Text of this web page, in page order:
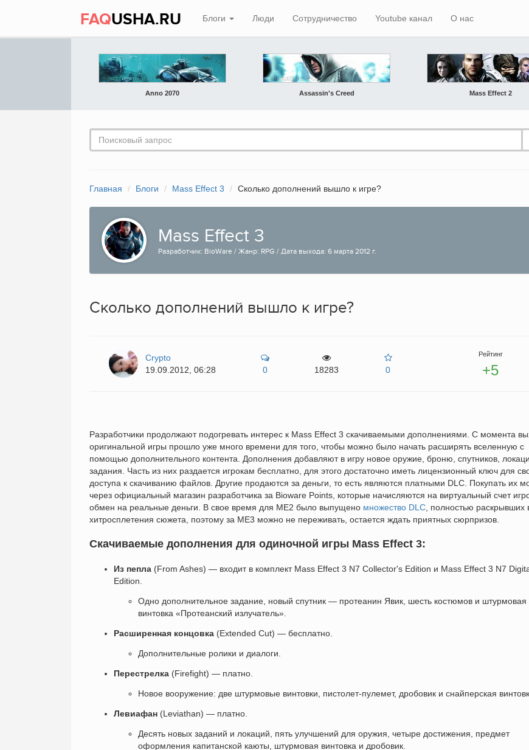
FAQUSHA.RU Блоги Люди Сотрудничество Youtube канал О нас
Anno 2070 Assassin's Creed Mass Effect 2
Главная Блоги Mass Effect 3 Сколько дополнений вышло к игре?
Mass Effect 3
Разработчик: BioWare / Жанр: RPG / Дата выхода: 6 марта 2012 г.
Сколько дополнений вышло к игре?
Crypto
19.09.2012, 06:28
0 18283 0
Рейтинг
+5
Разработчики продолжают подогревать интерес к Mass Effect 3 скачиваемыми дополнениями. С момента
оригинальной игры прошло уже много времени для того, чтобы можно было начать расширять вселенную с
помощью дополнительного контента. Дополнения добавляют в игру новое оружие, броню, спутников,
задания. Часть из них раздается игрокам бесплатно, для этого достаточно иметь лицензионный ключ для
доступа к скачиванию файлов. Другие продаются за деньги, то есть являются платными DLC. Покупать их
через официальный магазин разработчика за Bioware Points, которые начисляются на виртуальный счет
обмен на реальные деньги. В свое время для ME2 было выпущено множество DLC , полностью раскрывших
хитросплетения сюжета, поэтому за ME3 можно не переживать, остается ждать приятных сюрпризов.
Скачиваемые дополнения для одиночной игры Mass Effect 3:
Из пепла (From Ashes) — входит в комплект Mass Effect 3 N7 Collector's Edition и Mass Effect 3 N7
Edition.
Одно дополнительное задание, новый спутник — протеанин Явик, шесть костюмов и штурмовая
винтовка «Протеанский излучатель».
Расширенная концовка (Extended Cut) — бесплатно.
Дополнительные ролики и диалоги.
Перестрелка (Firefight) — платно.
Новое вооружение: две штурмовые винтовки, пистолет-пулемет, дробовик и снайперская
Левиафан (Leviathan) — платно.
Десять новых заданий и локаций, пять улучшений для оружия, четыре достижения, предмет
оформления капитанской каюты, штурмовая винтовка и дробовик.